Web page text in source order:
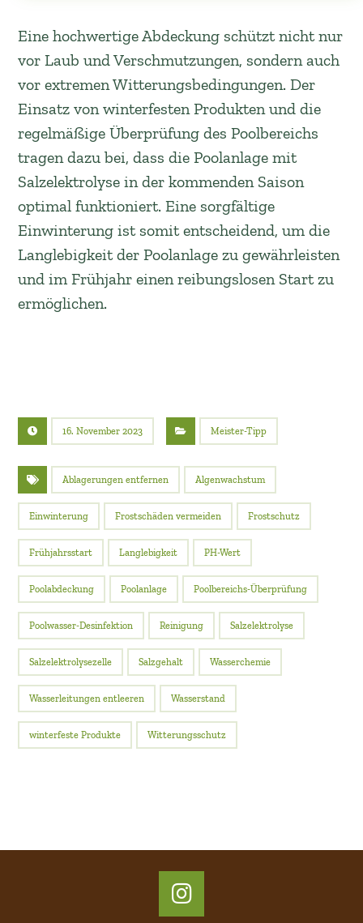
Eine hochwertige Abdeckung schützt nicht nur
vor Laub und Verschmutzungen, sondern auch
vor extremen Witterungsbedingungen. Der
Einsatz von winterfesten Produkten und die
regelmäßige Überprüfung des Poolbereichs
tragen dazu bei, dass die Poolanlage mit
Salzelektrolyse in der kommenden Saison
optimal funktioniert. Eine sorgfältige
Einwinterung ist somit entscheidend, um die
Langlebigkeit der Poolanlage zu gewährleisten
und im Frühjahr einen reibungslosen Start zu
ermöglichen.
16. November 2023 Meister-Tipp
Ablagerungen entfernen Algenwachstum
Einwinterung Frostschäden vermeiden Frostschutz
Frühjahrsstart Langlebigkeit PH-Wert
Poolabdeckung Poolanlage Poolbereichs-Überprüfung
Poolwasser-Desinfektion Reinigung Salzelektrolyse
Salzelektrolysezelle Salzgehalt Wasserchemie
Wasserleitungen entleeren Wasserstand
winterfeste Produkte Witterungsschutz